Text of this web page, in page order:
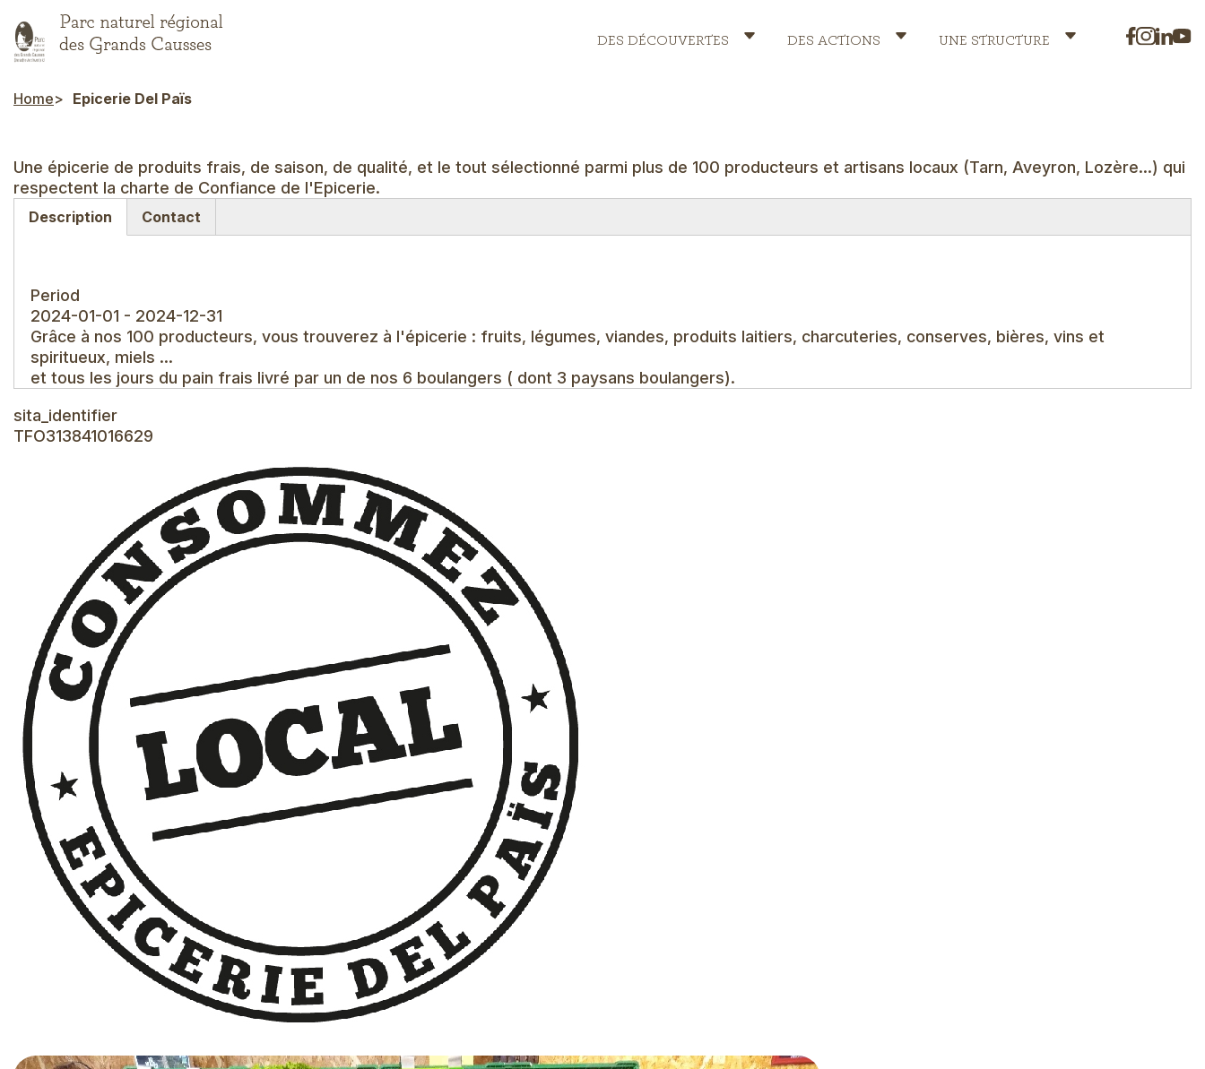
to
main
Header
DES DÉCOUVERTES DES ACTIONS UNE STRUCTURE
Breadcrumb
Home Epicerie Del Païs
Une épicerie de produits frais, de saison, de qualité, et le tout sélectionné parmi plus de 100 producteurs et artisans locaux (Tarn, Aveyron, Lozère...) qui
respectent la charte de Confiance de l'Epicerie.
Description
Contact
Period
2024-01-01 - 2024-12-31
Grâce à nos 100 producteurs, vous trouverez à l'épicerie : fruits, légumes, viandes, produits laitiers, charcuteries, conserves, bières, vins et
spiritueux, miels ...
et tous les jours du pain frais livré par un de nos 6 boulangers ( dont 3 paysans boulangers).
sita_identifier
TFO313841016629